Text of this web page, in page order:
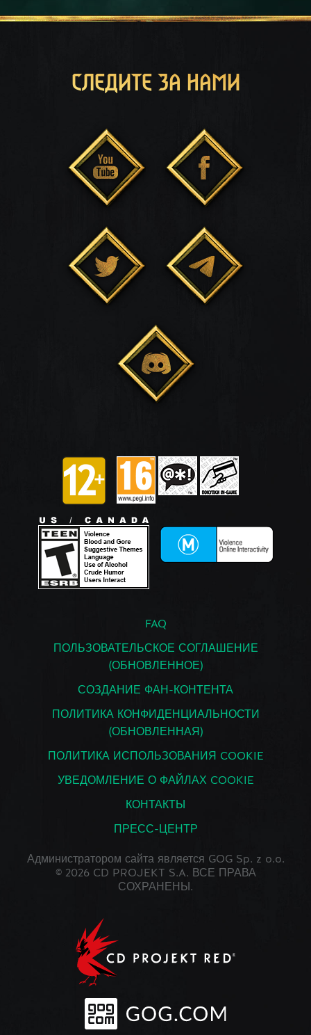
СЛЕДИТЕ ЗА НАМИ
FAQ
ПОЛЬЗОВАТЕЛЬСКОЕ СОГЛАШЕНИЕ
(ОБНОВЛЕННОЕ)
СОЗДАНИЕ ФАН-КОНТЕНТА
ПОЛИТИКА КОНФИДЕНЦИАЛЬНОСТИ
(ОБНОВЛЕННАЯ)
ПОЛИТИКА ИСПОЛЬЗОВАНИЯ COOKIE
УВЕДОМЛЕНИЕ О ФАЙЛАХ COOKIE
КОНТАКТЫ
ПРЕСС-ЦЕНТР
Администратором сайта является GOG Sp. z o.o.
© 2026 CD PROJEKT S.A. ВСЕ ПРАВА
СОХРАНЕНЫ.